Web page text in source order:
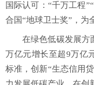
国际认可：“千万工程
合国“地球卫士奖”，为
在绿色低碳发展方
万亿元增长至超9万亿
标准，创新“生态信用